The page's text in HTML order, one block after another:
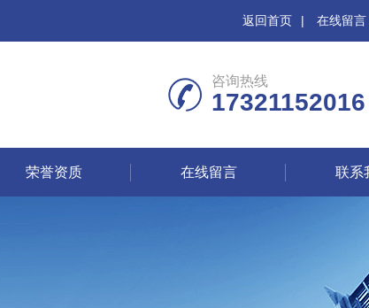
返回首页 | 在线留言
咨询热线
17321152016
荣誉资质 在线留言 联系